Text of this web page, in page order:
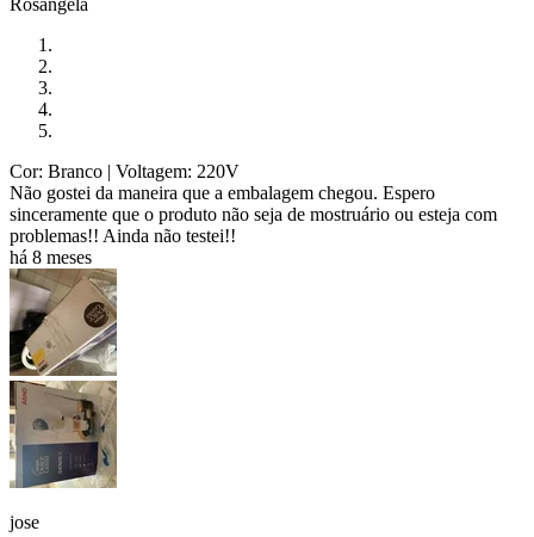
Rosângela
Cor: Branco | Voltagem: 220V
Não gostei da maneira que a embalagem chegou. Espero
sinceramente que o produto não seja de mostruário ou esteja com
problemas!! Ainda não testei!!
há 8 meses
jose